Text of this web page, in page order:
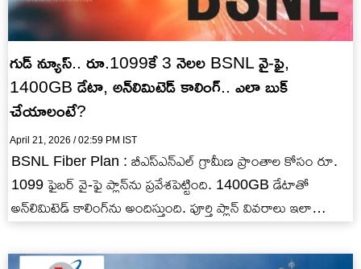
గుడ్ న్యూస్.. రూ.1099కే 3 నెలల BSNL వై-ఫై,
1400GB డేటా, అన్‌లిమిటెడ్ కాలింగ్.. ఎలా బుక్
చేయాలంటే?
April 21, 2026 / 02:59 PM IST
BSNL Fiber Plan : బీఎస్ఎన్ఎల్ గ్రామీణ ప్రాంతాల కోసం రూ.
1099 ఫైబర్ వై-ఫై ప్లాన్‌ను ప్రవేశపెట్టింది. 1400GB డేటాతో
అన్‌లిమిటెడ్ కాలింగ్‌ను అందిస్తుంది. పూర్తి ప్లాన్ వివరాలు ఇలా